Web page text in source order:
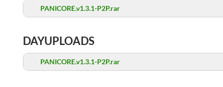
PANICORE.v1.3.1-P2P.rar
DAYUPLOADS
PANICORE.v1.3.1-P2P.rar